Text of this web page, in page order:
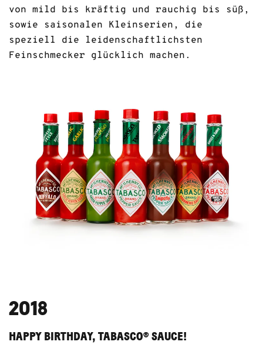
von mild bis kräftig und rauchig bis süß,
sowie saisonalen Kleinserien, die
speziell die leidenschaftlichsten
Feinschmecker glücklich machen.
2018
HAPPY BIRTHDAY, TABASCO® SAUCE!